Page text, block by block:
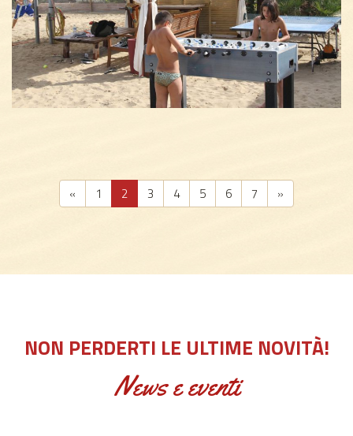
« 1 2 3 4 5 6 7 »
NON PERDERTI LE ULTIME NOVITÀ!
News e eventi